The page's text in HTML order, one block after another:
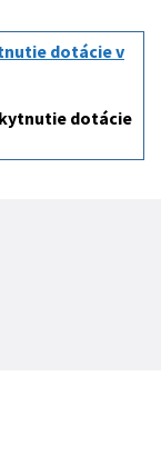
dotácie v
dotácie